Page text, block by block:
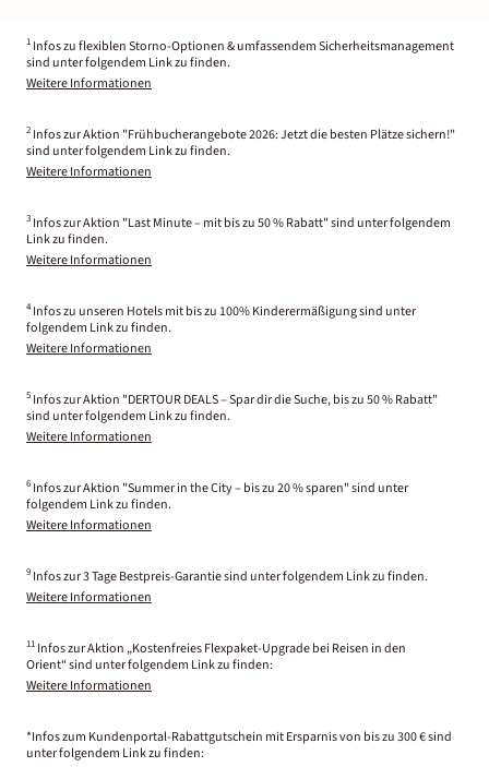
1 Infos zu flexiblen Storno-Optionen & umfassendem Sicherheitsmanagement
sind unter folgendem Link zu finden.
Weitere Informationen
2 Infos zur Aktion "Frühbucherangebote 2026: Jetzt die besten Plätze sichern!"
sind unter folgendem Link zu finden.
Weitere Informationen
3 Infos zur Aktion "Last Minute – mit bis zu 50 % Rabatt" sind unter folgendem
Link zu finden.
Weitere Informationen
4 Infos zu unseren Hotels mit bis zu 100% Kinderermäßigung sind unter
folgendem Link zu finden.
Weitere Informationen
5 Infos zur Aktion "DERTOUR DEALS – Spar dir die Suche, bis zu 50 % Rabatt"
sind unter folgendem Link zu finden.
Weitere Informationen
6 Infos zur Aktion "Summer in the City – bis zu 20 % sparen" sind unter
folgendem Link zu finden.
Weitere Informationen
9 Infos zur 3 Tage Bestpreis-Garantie sind unter folgendem Link zu finden.
Weitere Informationen
11 Infos zur Aktion „Kostenfreies Flexpaket-Upgrade bei Reisen in den
Orient“ sind unter folgendem Link zu finden:
Weitere Informationen
*Infos zum Kundenportal-Rabattgutschein mit Ersparnis von bis zu 300 € sind
unter folgendem Link zu finden: